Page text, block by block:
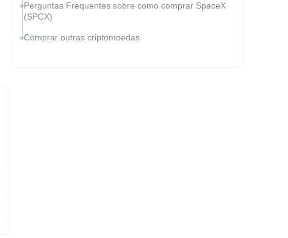
Perguntas Frequentes sobre como comprar SpaceX
(SPCX)
Comprar outras criptomoedas